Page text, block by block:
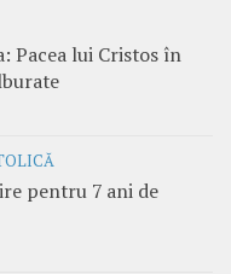
Pacea lui Cristos în
pentru 7 ani de